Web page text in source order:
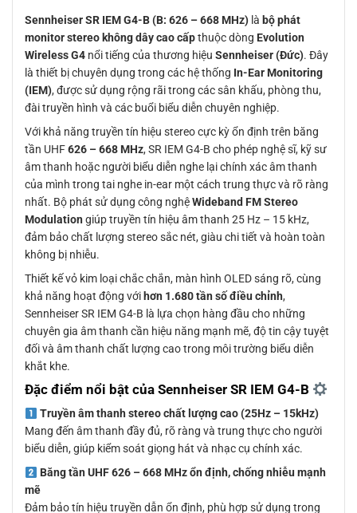
Sennheiser SR IEM G4-B (B: 626 – 668 MHz) là bộ phát
monitor stereo không dây cao cấpthuộc dòng Evolution
Wireless G4 nổi tiếng của thương hiệu Sennheiser (Đức). Đây
là thiết bị chuyên dụng trong các hệ thống In-Ear Monitoring
(IEM), được sử dụng rộng rãi trong các sân khấu, phòng thu,
đài truyền hình và các buổi biểu diễn chuyên nghiệp.
Với khả năng truyền tín hiệu stereo cực kỳ ổn định trên băng
tần UHF626 – 668 MHz, SR IEM G4-B cho phép nghệ sĩ, kỹ sư
âm thanh hoặc người biểu diễn nghe lại chính xác âm thanh
của mình trong tai nghe in-ear một cách trung thực và rõ ràng
nhất. Bộ phát sử dụng công nghệWideband FM Stereo
Modulation giúp truyền tín hiệu âm thanh 25 Hz – 15 kHz,
đảm bảo chất lượng stereo sắc nét, giàu chi tiết và hoàn toàn
không bị nhiễu.
Thiết kế vỏ kim loại chắc chắn, màn hình OLED sáng rõ, cùng
khả năng hoạt động với hơn 1.680 tần số điều chỉnh,
Sennheiser SR IEM G4-B là lựa chọn hàng đầu cho những
chuyên gia âm thanh cần hiệu năng mạnh mẽ, độ tin cậy tuyệt
đối và âm thanh chất lượng cao trong môi trường biểu diễn
khắt khe.
Đặc điểm nổi bật của Sennheiser SR IEM G4-B
Truyền âm thanh stereo chất lượng cao (25Hz – 15kHz)
Mang đến âm thanh đầy đủ, rõ ràng và trung thực cho người
biểu diễn, giúp kiểm soát giọng hát và nhạc cụ chính xác.
Băng tần UHF 626 – 668 MHz ổn định, chống nhiễu mạnh
mẽ
Đảm bảo tín hiệu truyền dẫn ổn định, phù hợp sử dụng trong